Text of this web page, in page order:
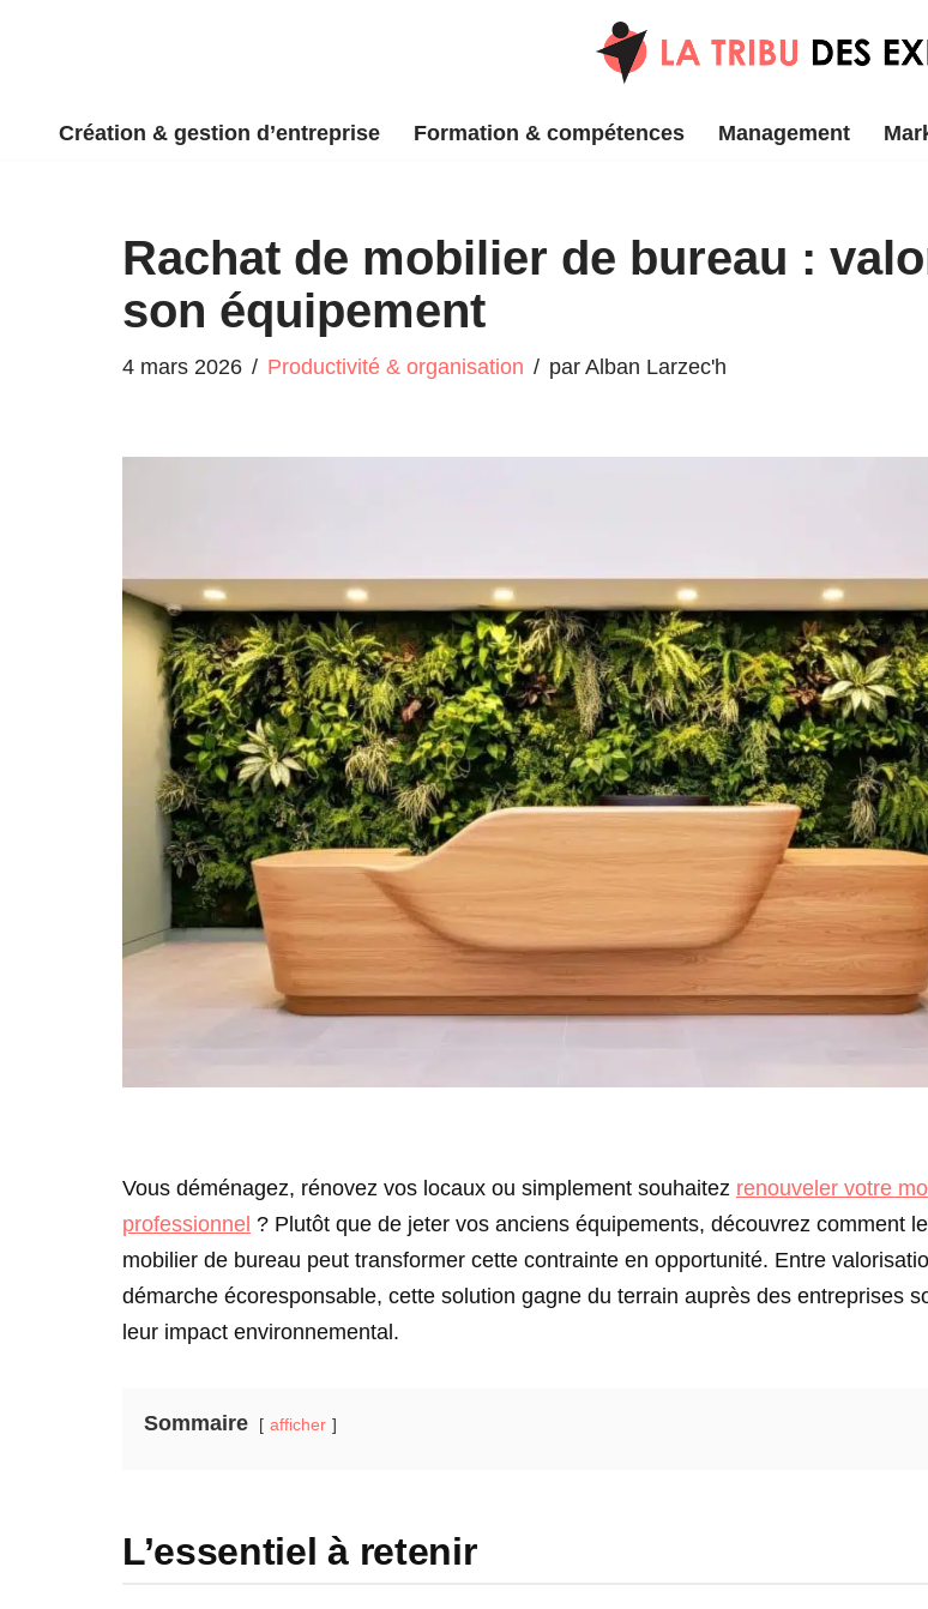
contenu
Création & gestion d’entreprise Formation & compétences Management
Rachat de mobilier de bureau :
son équipement
4 mars 2026 Productivité & organisation par Alban Larzec'h
Vous déménagez, rénovez vos locaux ou simplement souhaitez renouveler votre
professionnel ? Plutôt que de jeter vos anciens équipements, découvrez comment
mobilier de bureau peut transformer cette contrainte en opportunité. Entre
démarche écoresponsable, cette solution gagne du terrain auprès des entreprises
leur impact environnemental.
Sommaire afficher
L’essentiel à retenir